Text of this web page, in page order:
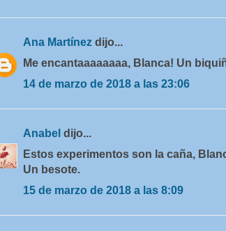
Ana Martínez dijo...
Me encantaaaaaaaa, Blanca! Un
14 de marzo de 2018 a las 23:06
Anabel dijo...
Estos experimentos son la caña,
Un besote.
15 de marzo de 2018 a las 8:09